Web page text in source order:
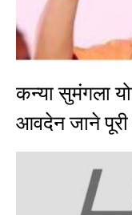
कन्या सुमंगला
आवदेन जाने पूरी